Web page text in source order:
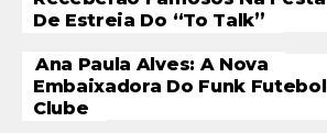
De Estreia Do “To Talk”
Ana Paula Alves: A Nova
Embaixadora Do Funk Futebol
Clube